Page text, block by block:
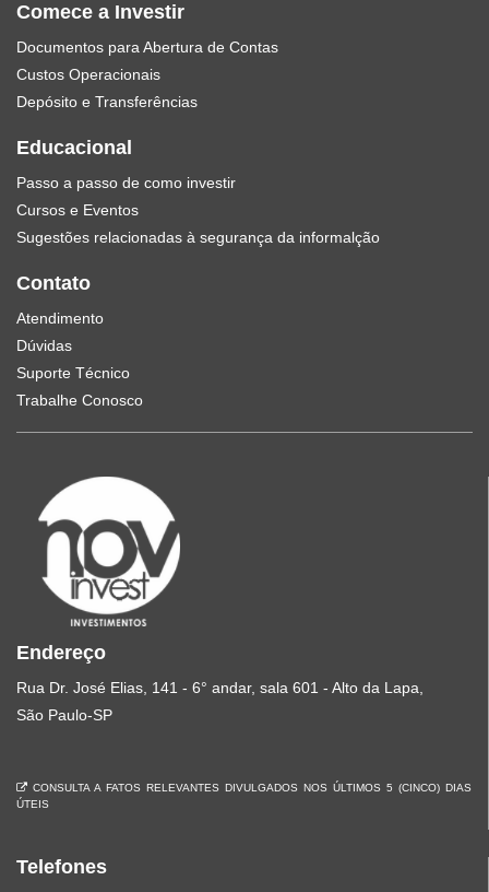
Comece a Investir
Documentos para Abertura de Contas
Custos Operacionais
Depósito e Transferências
Educacional
Passo a passo de como investir
Cursos e Eventos
Sugestões relacionadas à segurança da informalção
Contato
Atendimento
Dúvidas
Suporte Técnico
Trabalhe Conosco
Endereço
Rua Dr. José Elias, 141 - 6° andar, sala 601 - Alto da Lapa,
São Paulo-SP
CONSULTA A FATOS RELEVANTES DIVULGADOS NOS ÚLTIMOS 5 (CINCO) DIAS
ÚTEIS
Telefones